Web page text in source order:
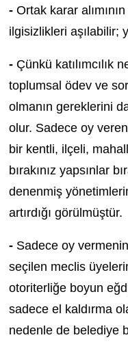
-Ortak karar
ilgisizlikleri aşılabilir;
-Çünkü katılımcılık
toplumsal ödev ve
olmanın gereklerini
olur. Sadece oy
bir kentli, ilçeli,
bırakınız yapsınlar
denenmiş
artırdığı görülmüştür.
-Sadece oy
seçilen meclis
otoriterliğe boyun
sadece el kaldırma
nedenle de belediye